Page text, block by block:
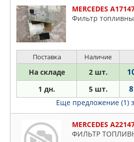
MERCEDES
Фильтр
Поставка Наличие
На складе 2 шт.
1 дн. 5 шт.
Еще предложение (1)
MERCEDES
ФИЛЬТР